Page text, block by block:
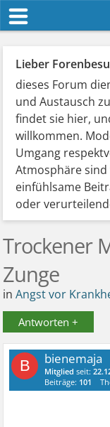
Lieber
dieses Forum
und Austausch
findet sie hier,
willkommen.
Umgang
Atmosphäre
einfühlsame
oder
Trockener
Zunge
inAngst vor
Antworten +
B bienemaja
Mitglied seit:
Beiträge: 101